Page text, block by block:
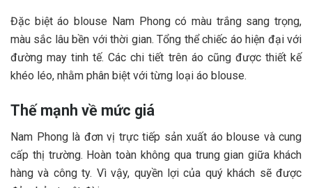
Đặc biệt áo blouse Nam Phong có màu trắng sang trọng,
màu sắc lâu bền với thời gian. Tổng thể chiếc áo hiện đại với
đường may tinh tế. Các chi tiết trên áo cũng được thiết kế
khéo léo, nhằm phân biệt với từng loại áo blouse.
Thế mạnh về mức giá
Nam Phong là đơn vị trực tiếp sản xuất áo blouse và cung
cấp thị trường. Hoàn toàn không qua trung gian giữa khách
hàng và công ty. Vì vậy, quyền lợi của quý khách sẽ được